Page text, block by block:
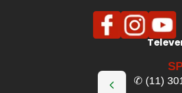
✆ (11)